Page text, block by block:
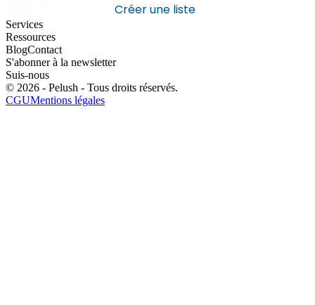
Créer une liste
Services
Ressources
BlogContact
S'abonner à la newsletter
Suis-nous
© 2026 - Pelush - Tous droits réservés.
CGUMentions légales